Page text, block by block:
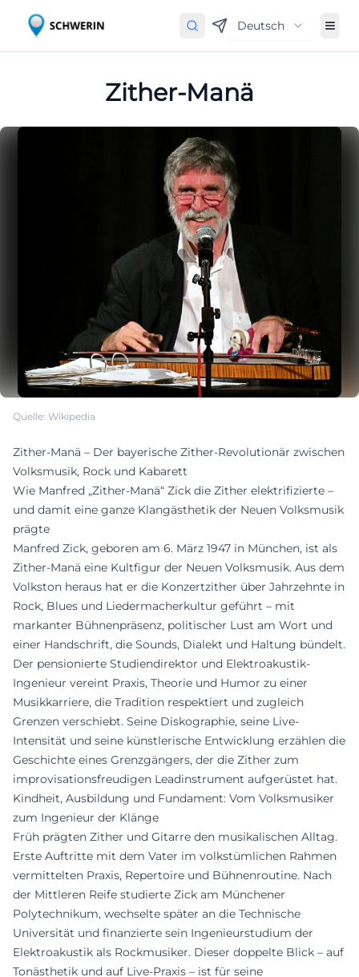
Deutsch
Zither-Manä
Quelle: Wikipedia
Zither-Manä – Der bayerische Zither-Revolutionär zwischen
Volksmusik, Rock und Kabarett
Wie Manfred „Zither-Manä“ Zick die Zither elektrifizierte –
und damit eine ganze Klangästhetik der Neuen Volksmusik
prägte
Manfred Zick, geboren am 6. März 1947 in München, ist als
Zither-Manä eine Kultfigur der Neuen Volksmusik. Aus dem
Volkston heraus hat er die Konzertzither über Jahrzehnte in
Rock, Blues und Liedermacherkultur geführt – mit
markanter Bühnenpräsenz, politischer Lust am Wort und
einer Handschrift, die Sounds, Dialekt und Haltung bündelt.
Der pensionierte Studiendirektor und Elektroakustik-
Ingenieur vereint Praxis, Theorie und Humor zu einer
Musikkarriere, die Tradition respektiert und zugleich
Grenzen verschiebt. Seine Diskographie, seine Live-
Intensität und seine künstlerische Entwicklung erzählen die
Geschichte eines Grenzgängers, der die Zither zum
improvisationsfreudigen Leadinstrument aufgerüstet hat.
Kindheit, Ausbildung und Fundament: Vom Volksmusiker
zum Ingenieur der Klänge
Früh prägten Zither und Gitarre den musikalischen Alltag.
Erste Auftritte mit dem Vater im volkstümlichen Rahmen
vermittelten Praxis, Repertoire und Bühnenroutine. Nach
der Mittleren Reife studierte Zick am Münchener
Polytechnikum, wechselte später an die Technische
Universität und finanzierte sein Ingenieurstudium der
Elektroakustik als Rockmusiker. Dieser doppelte Blick – auf
Tonästhetik und auf Live-Praxis – ist für seine